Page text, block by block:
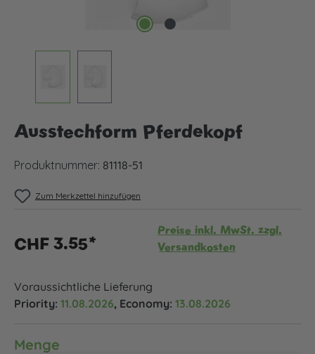
Ausstechform Pferdekopf
Produktnummer: 81118-51
Zum Merkzettel hinzufügen
CHF 3.55*
Preise inkl. MwSt. zzgl.
Versandkosten
Voraussichtliche Lieferung
Priority: 11.08.2026, Economy: 13.08.2026
Menge